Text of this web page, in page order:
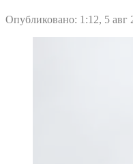
Опубликовано: 1:12, 5